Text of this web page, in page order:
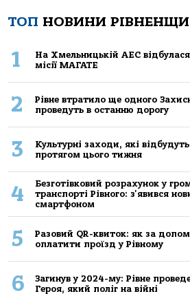
ТОП НОВИНИ
1
На Хмельницькій АЕС відбулася
місії МАГАТЕ
2
Рівне втратило ще одного
проведуть в останню дорогу
3
Культурні заходи, які
протягом цього тижня
4
Безготівковий розрахунок у
транспорті Рівного: з'явився
смартфоном
5
Разовий QR-квиток: як за
оплатити проїзд у Рівному
6
Загинув у 2024-му: Рівне
Героя, який поліг на війні